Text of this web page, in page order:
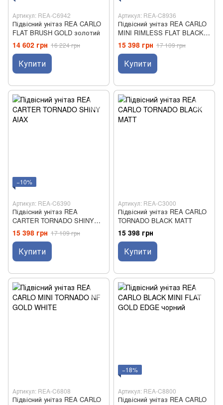
Артикул: REA-C6942
Підвісний унітаз REA CARLO
FLAT BRUSH GOLD золотий
14 602 грн 16 224 грн
Купити
Артикул: REA-C8936
Підвісний унітаз REA CARLO
MINI RIMLESS FLAT BLACK
чорний
15 398 грн 17 109 грн
Купити
−10%
Артикул: REA-C6390
Підвісний унітаз REA
CARTER TORNADO SHINY
AIAX
15 398 грн 17 109 грн
Купити
Артикул: REA-C3000
Підвісний унітаз REA CARLO
TORNADO BLACK MATT
15 398 грн
Купити
Артикул: REA-C6808
Підвісний унітаз REA CARLO
−18%
Артикул: REA-C8800
Підвісний унітаз REA CARLO